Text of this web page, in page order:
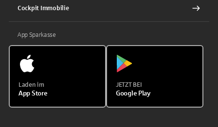
Cockpit Immobilie
App Sparkasse
Laden im
App Store
JETZT BEI
Google Play